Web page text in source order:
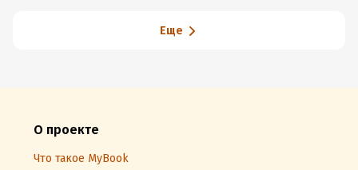
Еще
О проекте
Что такое MyBook